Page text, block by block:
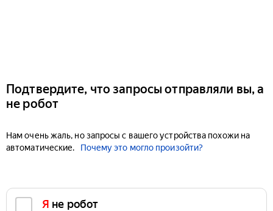
Подтвердите, что запросы отправляли вы, а
не робот
Нам очень жаль, но запросы с вашего устройства похожи на
автоматические.
Почему это могло произойти?
Я не робот